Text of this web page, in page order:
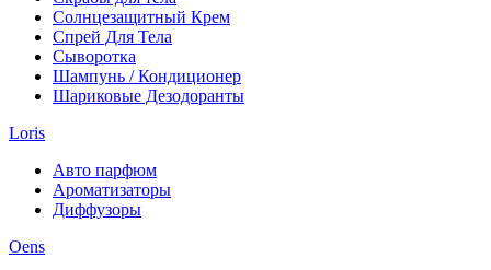
Солнцезащитный Крем
Спрей Для Тела
Сыворотка
Шампунь / Кондиционер
Шариковые Дезодоранты
Loris
Авто парфюм
Ароматизаторы
Диффузоры
Oens